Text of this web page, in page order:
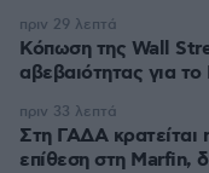
Κόπωση της Wall
αβεβαιότητας για το
πριν 29 λεπτά
Στη ΓΑΔΑ κρατείται
επίθεση στη Marfin,
πριν 33 λεπτά